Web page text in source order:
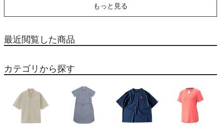
もっと見る
最近閲覧した商品
カテゴリから探す